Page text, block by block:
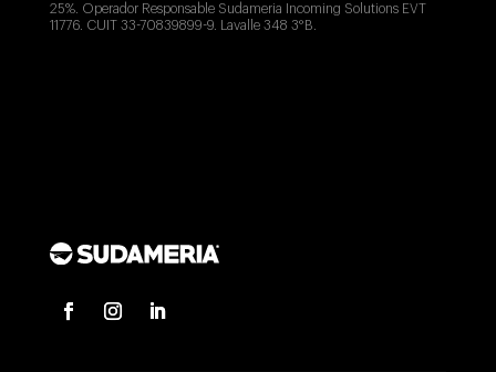
25%. Operador Responsable Sudameria Incoming Solutions EVT
11776. CUIT 33-70839899-9. Lavalle 348 3°B.